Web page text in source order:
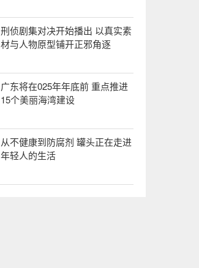
刑侦剧集对决开始播出 以真实素
材与人物原型铺开正邪角逐
广东将在025年年底前 重点推进
15个美丽海湾建设
从不健康到防腐剂 罐头正在走进
年轻人的生活